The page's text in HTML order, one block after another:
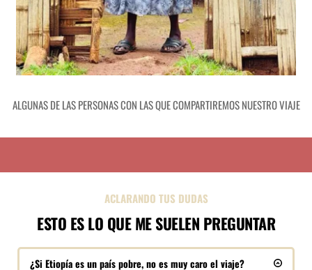
ALGUNAS DE LAS PERSONAS CON LAS QUE COMPARTIREMOS NUESTRO VIAJE
ACLARANDO TUS DUDAS
ESTO ES LO QUE ME SUELEN PREGUNTAR
¿Si Etiopía es un país pobre, no es muy caro el viaje?